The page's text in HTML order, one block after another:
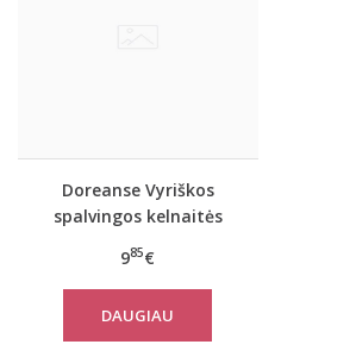
Doreanse Vyriškos
spalvingos kelnaitės
985€
DAUGIAU